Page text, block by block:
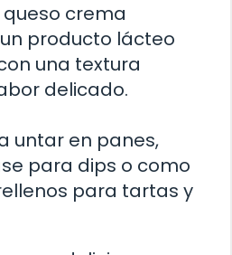
queso crema
producto lácteo
una textura
delicado.
untar en panes,
para dips o como
para tartas y